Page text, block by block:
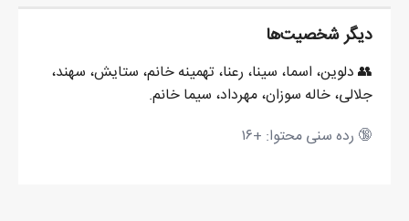
دیگر شخصیت‌ها
👥دلوین، اسما، سینا، رعنا، تهمینه خانم، ستایش، سهند،
جلالی، خاله سوزان، مهرداد، سیما خانم.
🔞 رده سنی محتوا: +۱۶